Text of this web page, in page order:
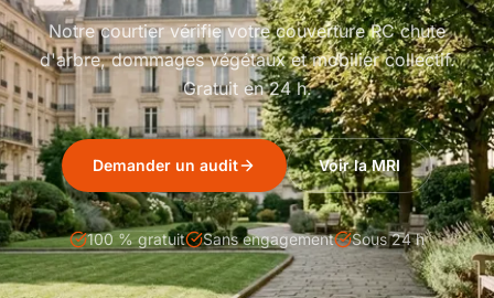
Notre courtier vérifie votre couverture RC chute
d'arbre, dommages végétaux et mobilier collectif.
Gratuit en 24 h.
Demander un audit Voir la MRI
100 % gratuit Sans engagement Sous 24 h